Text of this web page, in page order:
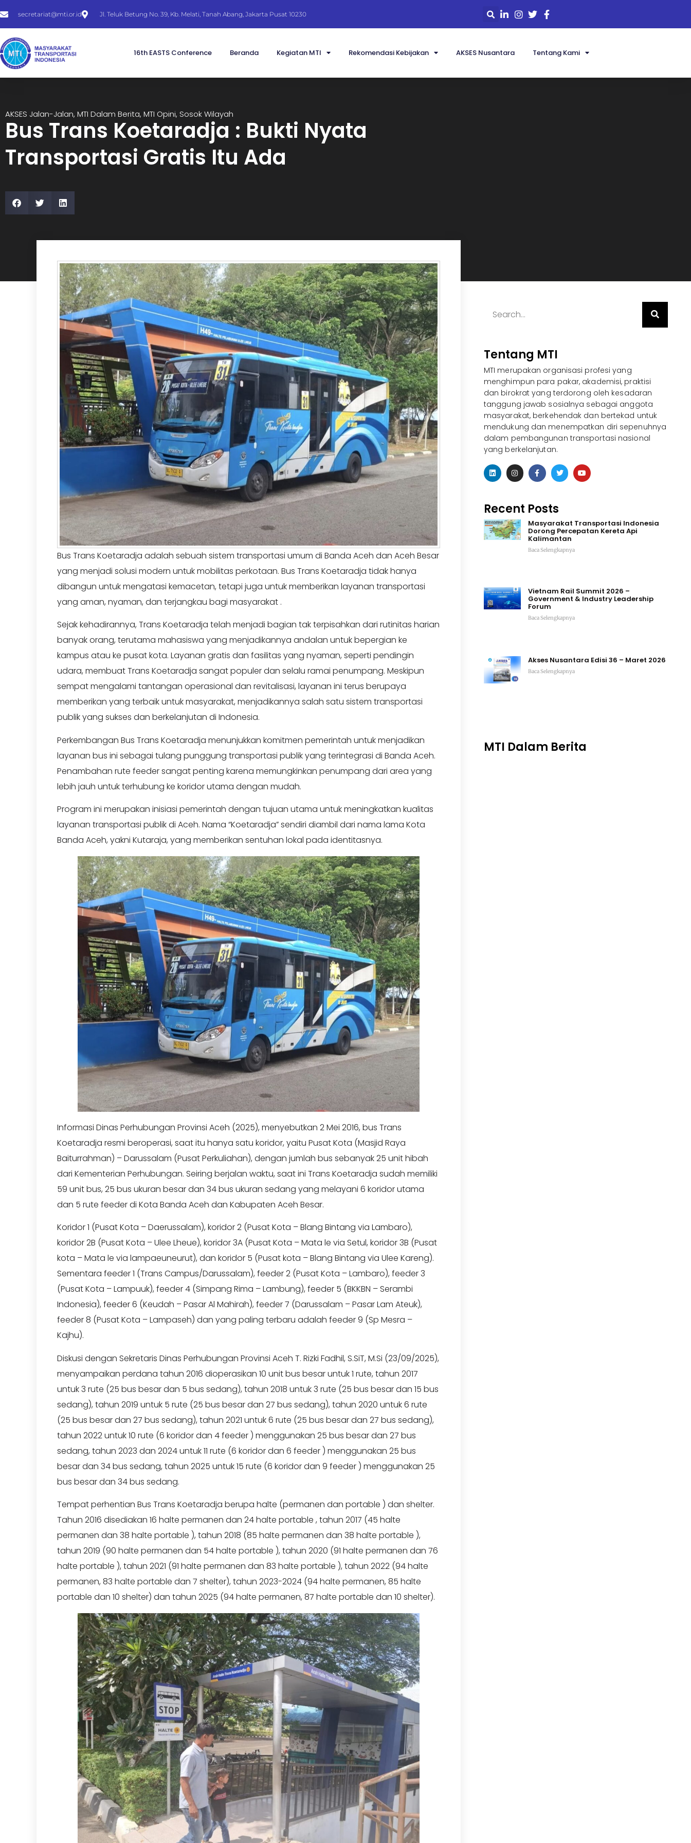
secretariat@mti.or.id Jl. Teluk Betung No. 39, Kb. Melati, Tanah Abang, Jakarta Pusat 10230
16th EASTS Conference Beranda Kegiatan MTI Rekomendasi Kebijakan AKSES Nusantara Tentang Kami
AKSES Jalan-Jalan, MTI Dalam Berita, MTI Opini, Sosok Wilayah
Bus Trans Koetaradja : Bukti Nyata
Transportasi Gratis Itu Ada
Bus Trans Koetaradja adalah sebuah sistem transportasi umum di Banda Aceh dan Aceh Besar
yang menjadi solusi modern untuk mobilitas perkotaan. Bus Trans Koetaradja tidak hanya
dibangun untuk mengatasi kemacetan, tetapi juga untuk memberikan layanan transportasi
yang aman, nyaman, dan terjangkau bagi masyarakat .
Sejak kehadirannya, Trans Koetaradja telah menjadi bagian tak terpisahkan dari rutinitas harian
banyak orang, terutama mahasiswa yang menjadikannya andalan untuk bepergian ke
kampus atau ke pusat kota. Layanan gratis dan fasilitas yang nyaman, seperti pendingin
udara, membuat Trans Koetaradja sangat populer dan selalu ramai penumpang. Meskipun
sempat mengalami tantangan operasional dan revitalisasi, layanan ini terus berupaya
memberikan yang terbaik untuk masyarakat, menjadikannya salah satu sistem transportasi
publik yang sukses dan berkelanjutan di Indonesia.
Perkembangan Bus Trans Koetaradja menunjukkan komitmen pemerintah untuk menjadikan
layanan bus ini sebagai tulang punggung transportasi publik yang terintegrasi di Banda Aceh.
Penambahan rute feeder sangat penting karena memungkinkan penumpang dari area yang
lebih jauh untuk terhubung ke koridor utama dengan mudah.
Program ini merupakan inisiasi pemerintah dengan tujuan utama untuk meningkatkan kualitas
layanan transportasi publik di Aceh. Nama “Koetaradja” sendiri diambil dari nama lama Kota
Banda Aceh, yakni Kutaraja, yang memberikan sentuhan lokal pada identitasnya.
Informasi Dinas Perhubungan Provinsi Aceh (2025), menyebutkan 2 Mei 2016, bus Trans
Koetaradja resmi beroperasi, saat itu hanya satu koridor, yaitu Pusat Kota (Masjid Raya
Baiturrahman) – Darussalam (Pusat Perkuliahan), dengan jumlah bus sebanyak 25 unit hibah
dari Kementerian Perhubungan. Seiring berjalan waktu, saat ini Trans Koetaradja sudah memiliki
59 unit bus, 25 bus ukuran besar dan 34 bus ukuran sedang yang melayani 6 koridor utama
dan 5 rute feeder di Kota Banda Aceh dan Kabupaten Aceh Besar.
Koridor 1 (Pusat Kota – Daerussalam), koridor 2 (Pusat Kota – Blang Bintang via Lambaro),
koridor 2B (Pusat Kota – Ulee Lheue), koridor 3A (Pusat Kota – Mata le via Setul, koridor 3B (Pusat
kota – Mata le via lampaeuneurut), dan koridor 5 (Pusat kota – Blang Bintang via Ulee Kareng).
Sementara feeder 1 (Trans Campus/Darussalam), feeder 2 (Pusat Kota – Lambaro), feeder 3
(Pusat Kota – Lampuuk), feeder 4 (Simpang Rima – Lambung), feeder 5 (BKKBN – Serambi
Indonesia), feeder 6 (Keudah – Pasar Al Mahirah), feeder 7 (Darussalam – Pasar Lam Ateuk),
feeder 8 (Pusat Kota – Lampaseh) dan yang paling terbaru adalah feeder 9 (Sp Mesra –
Kajhu).
Diskusi dengan Sekretaris Dinas Perhubungan Provinsi Aceh T. Rizki Fadhil, S.SiT, M.Si (23/09/2025),
menyampaikan perdana tahun 2016 dioperasikan 10 unit bus besar untuk 1 rute, tahun 2017
untuk 3 rute (25 bus besar dan 5 bus sedang), tahun 2018 untuk 3 rute (25 bus besar dan 15 bus
sedang), tahun 2019 untuk 5 rute (25 bus besar dan 27 bus sedang), tahun 2020 untuk 6 rute
(25 bus besar dan 27 bus sedang), tahun 2021 untuk 6 rute (25 bus besar dan 27 bus sedang),
tahun 2022 untuk 10 rute (6 koridor dan 4 feeder ) menggunakan 25 bus besar dan 27 bus
sedang, tahun 2023 dan 2024 untuk 11 rute (6 koridor dan 6 feeder ) menggunakan 25 bus
besar dan 34 bus sedang, tahun 2025 untuk 15 rute (6 koridor dan 9 feeder ) menggunakan 25
bus besar dan 34 bus sedang.
Tempat perhentian Bus Trans Koetaradja berupa halte (permanen dan portable ) dan shelter.
Tahun 2016 disediakan 16 halte permanen dan 24 halte portable , tahun 2017 (45 halte
permanen dan 38 halte portable ), tahun 2018 (85 halte permanen dan 38 halte portable ),
tahun 2019 (90 halte permanen dan 54 halte portable ), tahun 2020 (91 halte permanen dan 76
halte portable ), tahun 2021 (91 halte permanen dan 83 halte portable ), tahun 2022 (94 halte
permanen, 83 halte portable dan 7 shelter), tahun 2023-2024 (94 halte permanen, 85 halte
portable dan 10 shelter) dan tahun 2025 (94 halte permanen, 87 halte portable dan 10 shelter).
Tentang MTI
MTI merupakan organisasi profesi yang
menghimpun para pakar, akademisi, praktisi
dan birokrat yang terdorong oleh kesadaran
tanggung jawab sosialnya sebagai anggota
masyarakat, berkehendak dan bertekad untuk
mendukung dan menempatkan diri sepenuhnya
dalam pembangunan transportasi nasional
yang berkelanjutan.
Recent Posts
Masyarakat Transportasi Indonesia
Dorong Percepatan Kereta Api
Kalimantan
Baca Selengkapnya
Vietnam Rail Summit 2026 –
Government & Industry Leadership
Forum
Baca Selengkapnya
Akses Nusantara Edisi 36 – Maret 2026
Baca Selengkapnya
MTI Dalam Berita